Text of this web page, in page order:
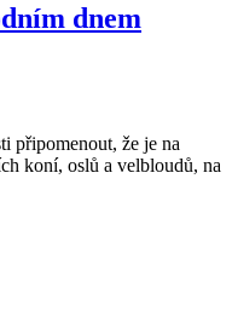
dnem
připomenout, že je na
koní, oslů a velbloudů, na